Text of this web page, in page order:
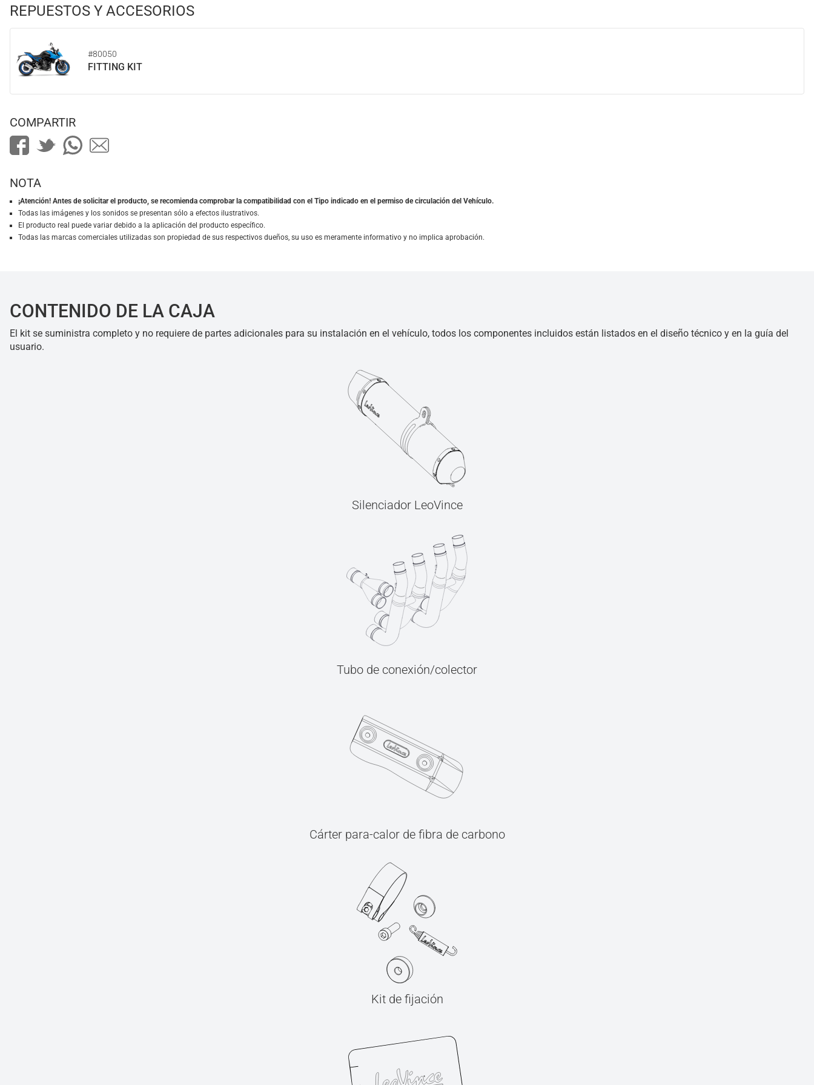
REPUESTOS Y ACCESORIOS
#80050
FITTING KIT
COMPARTIR
NOTA
¡Atención! Antes de solicitar el producto, se recomienda comprobar la compatibilidad con el Tipo indicado en el permiso de circulación del Vehículo.
Todas las imágenes y los sonidos se presentan sólo a efectos ilustrativos.
El producto real puede variar debido a la aplicación del producto específico.
Todas las marcas comerciales utilizadas son propiedad de sus respectivos dueños, su uso es meramente informativo y no implica aprobación.
CONTENIDO DE LA CAJA
El kit se suministra completo y no requiere de partes adicionales para su instalación en el vehículo, todos los componentes incluidos están listados en el diseño técnico y en la guía del
usuario.
Silenciador LeoVince
Tubo de conexión/colector
Cárter para-calor de fibra de carbono
Kit de fijación